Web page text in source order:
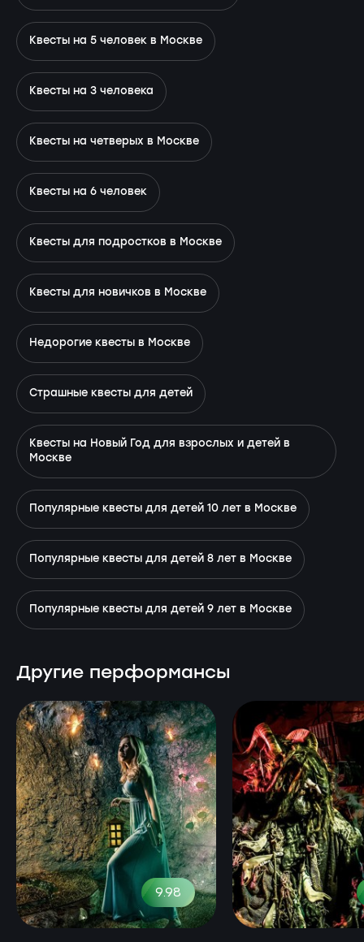
Квесты на 5 человек в Москве
Квесты на 3 человека
Квесты на четверых в Москве
Квесты на 6 человек
Квесты для подростков в Москве
Квесты для новичков в Москве
Недорогие квесты в Москве
Страшные квесты для детей
Квесты на Новый Год для взрослых и детей в
Москве
Популярные квесты для детей 10 лет в Москве
Популярные квесты для детей 8 лет в Москве
Популярные квесты для детей 9 лет в Москве
Другие перформансы
9.98